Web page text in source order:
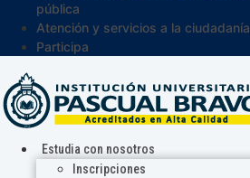
pública
Atención y servicios a la ciudadanía
Participa
Estudia con nosotros
Inscripciones